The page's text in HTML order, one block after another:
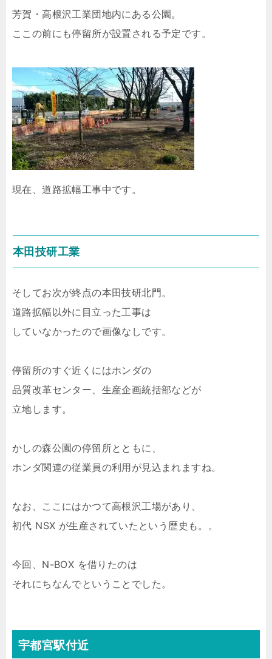
芳賀・高根沢工業団地内にある公園。
ここの前にも停留所が設置される予定です。
現在、道路拡幅工事中です。
本田技研工業
そしてお次が終点の本田技研北門。
道路拡幅以外に目立った工事は
していなかったので画像なしです。
停留所のすぐ近くにはホンダの
品質改革センター、生産企画統括部などが
立地します。
かしの森公園の停留所とともに、
ホンダ関連の従業員の利用が見込まれますね。
なお、ここにはかつて高根沢工場があり、
初代 NSX が生産されていたという歴史も。。
今回、N-BOX を借りたのは
それにちなんでということでした。
宇都宮駅付近